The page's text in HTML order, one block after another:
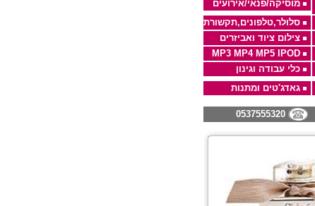
מוסיקה/פנאי/אירועים
סלולר,טלפונים,תקשורת
צילום ציוד ואביזרים
MP3 MP4 MP5 IPOD
כלי עבודה וגינון
גאדג'טים ומתנות
0537555320